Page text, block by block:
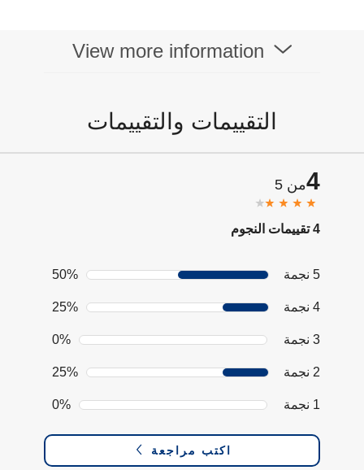
View more information
التقييمات والتقييمات
4من 5
4 تقييمات النجوم
5 نجمة 50%
4 نجمة 25%
3 نجمة 0%
2 نجمة 25%
1 نجمة 0%
اكتب مراجعة